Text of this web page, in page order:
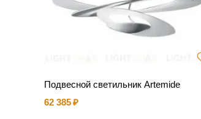
Подвесной светильник Artemide
62 385